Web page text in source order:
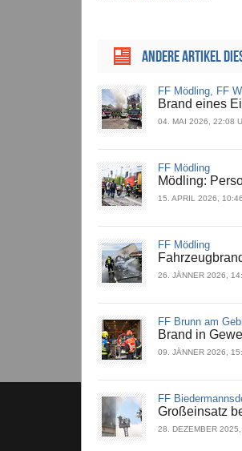
ANDERE ARTIKEL
FF Mödling, FF
Brand eines
04. MAI 2026, 22:08
FF Mödling
Mödling:
15. APRIL 2026,
FF Mödling
26. JÄNNER 2026,
FF Brunn am
Brand in
09. JÄNNER 2026,
FF
Großeinsatz
28. DEZEMBER